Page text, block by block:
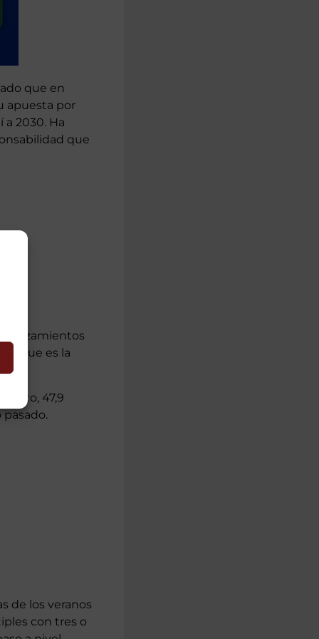
que en
apuesta por
2030. Ha
que
que es la
47,9
de los veranos
con tres o